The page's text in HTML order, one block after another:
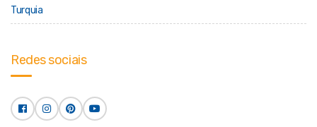
Turquia
Redes sociais